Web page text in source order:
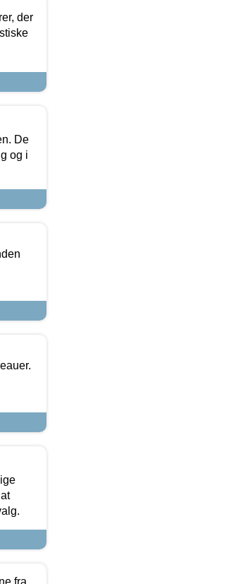
der
De
og i
fra